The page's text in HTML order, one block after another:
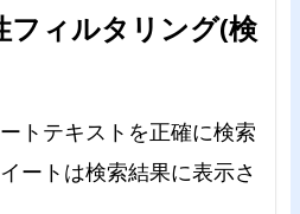
フィルタリング(検
トテキストを正確に検索
ートは検索結果に表示さ